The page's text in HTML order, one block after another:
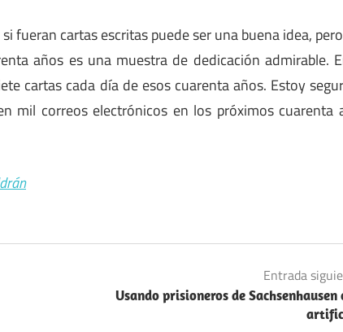
fueran cartas escritas puede ser una buena idea,
años es una muestra de dedicación admirable.
cartas cada día de esos cuarenta años. Estoy
mil correos electrónicos en los próximos cuarenta
Entrada
Usando prisioneros de Sachsenhausen